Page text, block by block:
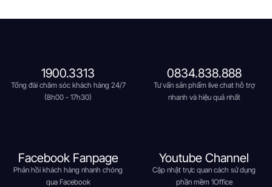
1900.3313
Tổng đài chăm sóc khách hàng 24/7
(8h00 - 17h30)
0834.838.888
Tư vấn sản phẩm live chat hỗ trợ
nhanh và hiệu quả nhất
Facebook Fanpage
Phản hồi khách hàng nhanh chóng
qua Facebook
Youtube Channel
Cập nhật trực quan cách sử dụng
phần mềm 1Office